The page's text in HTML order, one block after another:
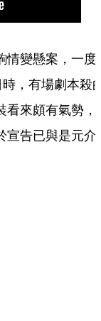
情變懸案，一度
，有場劇本殺
看來頗有氣勢，
宣告已與是元介